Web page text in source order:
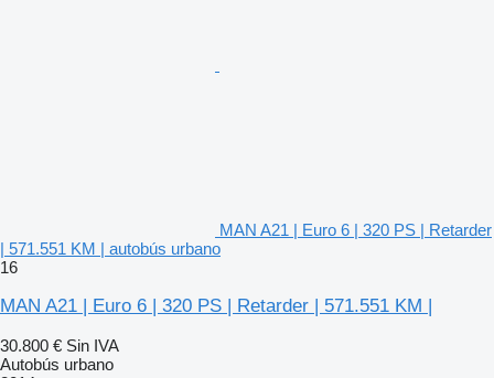
MAN A21 | Euro 6 | 320 PS | Retarder
| 571.551 KM | autobús urbano
16
MAN A21 | Euro 6 | 320 PS | Retarder | 571.551 KM |
30.800 € Sin IVA
Autobús urbano